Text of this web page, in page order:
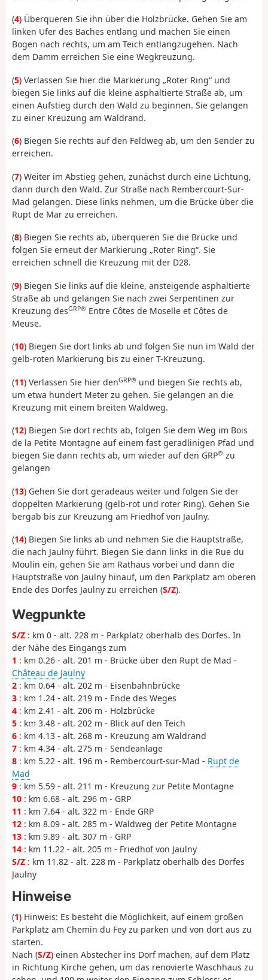
(4) Überqueren Sie ihn über die Holzbrücke. Gehen Sie am
linken Ufer des Baches entlang und machen Sie einen
Bogen nach rechts, um am Teich entlangzugehen. Nach
dem Damm erreichen Sie eine Wegkreuzung.
(5) Verlassen Sie hier die Markierung „Roter Ring“ und
biegen Sie links auf die kleine asphaltierte Straße ab, um
einen Aufstieg durch den Wald zu beginnen. Sie gelangen
zu einer Kreuzung am Waldrand.
(6) Biegen Sie rechts auf den Feldweg ab, um den Sender zu
erreichen.
(7) Weiter im Abstieg gehen, zunächst durch eine Lichtung,
dann durch den Wald. Zur Straße nach Rembercourt-Sur-
Mad gelangen. Diese links nehmen, um die Brücke über die
Rupt de Mar zu erreichen.
(8) Biegen Sie rechts ab, überqueren Sie die Brücke und
folgen Sie erneut der Markierung „Roter Ring“. Sie
erreichen schnell die Kreuzung mit der D28.
(9) Biegen Sie links auf die kleine, ansteigende asphaltierte
Straße ab und gelangen Sie nach zwei Serpentinen zur
Kreuzung desGRP® Entre Côtes de Moselle et Côtes de
Meuse.
(10) Biegen Sie dort links ab und folgen Sie nun im Wald der
gelb-roten Markierung bis zu einer T-Kreuzung.
(11) Verlassen Sie hier denGRP® und biegen Sie rechts ab,
um etwa hundert Meter zu gehen. Sie gelangen an die
Kreuzung mit einem breiten Waldweg.
(12) Biegen Sie dort rechts ab, folgen Sie dem Weg im Bois
de la Petite Montagne auf einem fast geradlinigen Pfad und
biegen Sie dann rechts ab, um wieder auf den GRP® zu
gelangen.
(13) Gehen Sie dort geradeaus weiter und folgen Sie der
doppelten Markierung (gelb-rot und roter Ring). Gehen Sie
bergab bis zur Kreuzung am Friedhof von Jaulny.
(14) Biegen Sie links ab und nehmen Sie die Hauptstraße,
die nach Jaulny führt. Biegen Sie dann links in die Rue du
Moulin ein, gehen Sie am Rathaus vorbei und dann die
Hauptstraße von Jaulny hinauf, um den Parkplatz am oberen
Ende des Dorfes Jaulny zu erreichen (S/Z).
Wegpunkte
S/Z : km 0 - alt. 228 m - Parkplatz oberhalb des Dorfes. In
der Nähe des Eingangs zum
1 : km 0.26 - alt. 201 m - Brücke über den Rupt de Mad -
Château de Jaulny
2 : km 0.64 - alt. 202 m - Eisenbahnbrücke
3 : km 1.24 - alt. 219 m - Ende des Weges
4 : km 2.41 - alt. 206 m - Holzbrücke
5 : km 3.48 - alt. 202 m - Blick auf den Teich
6 : km 4.13 - alt. 268 m - Kreuzung am Waldrand
7 : km 4.34 - alt. 275 m - Sendeanlage
8 : km 5.22 - alt. 196 m - Rembercourt-sur-Mad - Rupt de
Mad
9 : km 5.59 - alt. 211 m - Kreuzung zur Petite Montagne
10 : km 6.68 - alt. 296 m - GRP
11 : km 7.64 - alt. 322 m - Ende GRP
12 : km 8.09 - alt. 285 m - Waldweg der Petite Montagne
13 : km 9.89 - alt. 307 m - GRP
14 : km 11.22 - alt. 205 m - Friedhof von Jaulny
S/Z : km 11.82 - alt. 228 m - Parkplatz oberhalb des Dorfes
Jaulny
Hinweise
(1) Hinweis: Es besteht die Möglichkeit, auf einem großen
Parkplatz am Chemin du Fey zu parken und von dort aus zu
starten.
Nach (S/Z) einen Abstecher ins Dorf machen, auf dem Platz
in Richtung Kirche gehen, um das renovierte Waschhaus zu